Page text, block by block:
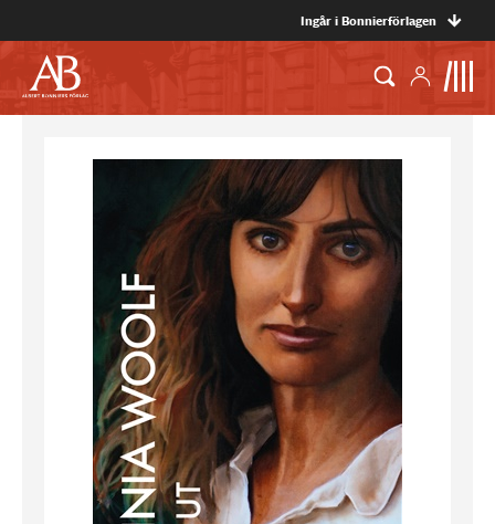
Ingår i Bonnierförlagen